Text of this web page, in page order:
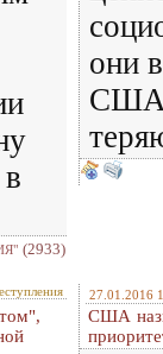
(2933)
они
США,
27.01.2016
США